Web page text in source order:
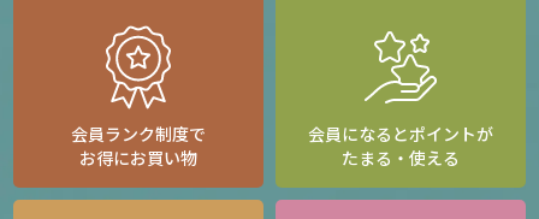
会員ランク制度で
お得にお買い物
会員になるとポイントが
たまる・使える